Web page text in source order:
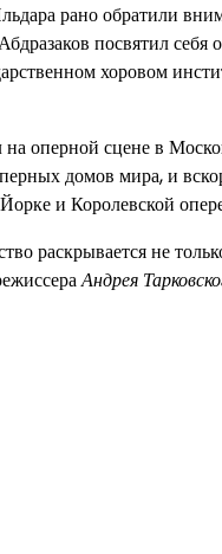
рано обратили
посвятил себя
хоровом
на оперной сцене в
домов мира, и
и Королевской
раскрывается не
Андрея